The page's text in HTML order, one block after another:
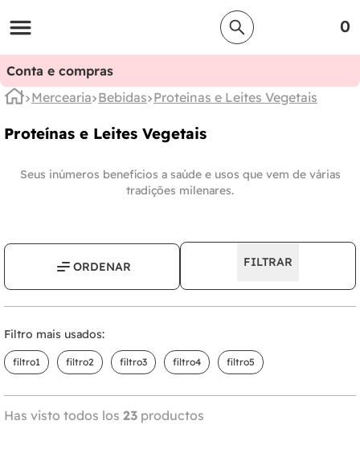
0
Conta e compras
Mercearia Bebidas Proteínas e Leites Vegetais
Proteínas e Leites Vegetais
Seus inúmeros benefícios a saúde e usos que vem de várias
tradições milenares.
FILTRAR
Filtro mais usados:
filtro1 filtro2 filtro3 filtro4 filtro5
Has visto todos los 23 productos